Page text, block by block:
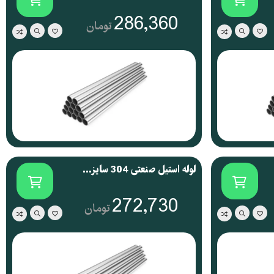
پشتیبانی تخصصی
پاسخگویی 24 ساعته
پشتیبانی تخصصی
پاسخگویی 24 ساعته تومان286,360
لوله استیل صنعتی 304 سایز 1.4 1 اینچ
تومان272,730